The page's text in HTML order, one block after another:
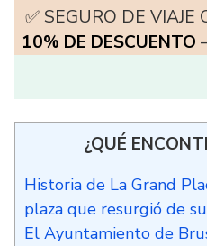
✅ SEGURO DE VIAJE
10% DE DESCUENTO
¿QUÉ
Historia de La Grand
plaza que resurgió de
El Ayuntamiento de